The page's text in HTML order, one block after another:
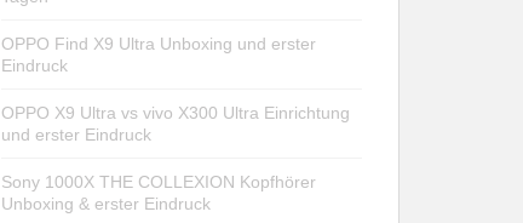
OPPO Find X9 Ultra Unboxing und erster
Eindruck
OPPO X9 Ultra vs vivo X300 Ultra Einrichtung
und erster Eindruck
Sony 1000X THE COLLEXION Kopfhörer
Unboxing & erster Eindruck